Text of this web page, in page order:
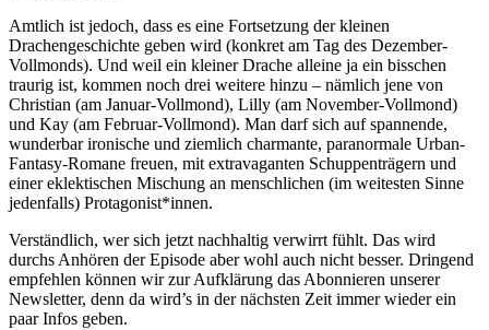
Amtlich ist jedoch, dass es eine Fortsetzung der kleinen
Drachengeschichte geben wird (konkret am Tag des Dezember-
Vollmonds). Und weil ein kleiner Drache alleine ja ein bisschen
traurig ist, kommen noch drei weitere hinzu – nämlich jene von
Christian (am Januar-Vollmond), Lilly (am November-Vollmond)
und Kay (am Februar-Vollmond). Man darf sich auf spannende,
wunderbar ironische und ziemlich charmante, paranormale Urban-
Fantasy-Romane freuen, mit extravaganten Schuppenträgern und
einer eklektischen Mischung an menschlichen (im weitesten Sinne
jedenfalls) Protagonist*innen.
Verständlich, wer sich jetzt nachhaltig verwirrt fühlt. Das wird
durchs Anhören der Episode aber wohl auch nicht besser. Dringend
empfehlen können wir zur Aufklärung das Abonnieren unserer
Newsletter, denn da wird’s in der nächsten Zeit immer wieder ein
paar Infos geben.